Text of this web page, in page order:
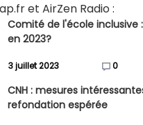
et AirZen Radio :
Comité de l'école inclusive
en 2023?
3 juillet 2023 0
CNH : mesures
refondation espérée